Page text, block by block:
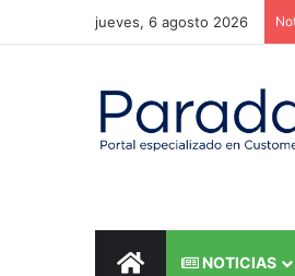
jueves, 6 agosto 2026
INICIO NOTICIAS